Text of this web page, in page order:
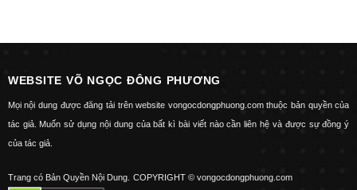
WEBSITE VÕ NGỌC ĐÔNG PHƯƠNG
Mọi nội dung được đăng tải trên website vongocdongphuong.com thuộc bản quyền của
tác giả. Muốn sử dụng nội dung của bất kì bài viết nào cần liên hệ và được sự đồng ý
của tác giả.
Trang có Bản Quyền Nội Dung. COPYRIGHT © vongocdongphuong.com